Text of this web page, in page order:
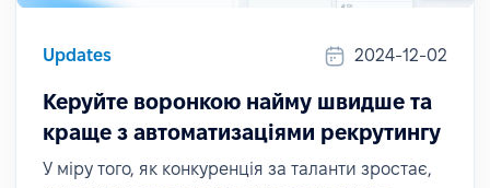
Updates 2024-12-02
Керуйте воронкою найму швидше та
краще з автоматизаціями рекрутингу
У міру того, як конкуренція за таланти зростає,